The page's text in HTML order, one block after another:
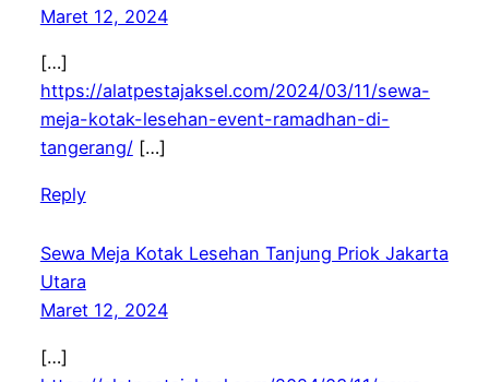
Maret 12, 2024
[…]
https://alatpestajaksel.com/2024/03/11/sewa-
meja-kotak-lesehan-event-ramadhan-di-
tangerang/[…]
Reply
Sewa Meja Kotak Lesehan Tanjung Priok Jakarta
Utara
Maret 12, 2024
[…]